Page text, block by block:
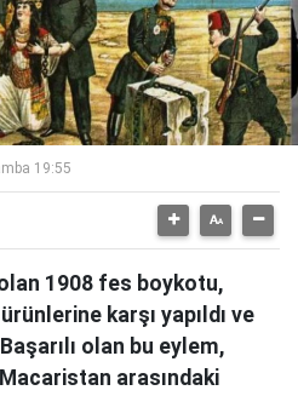
19:55
1908 fes boykotu,
karşı yapıldı ve
olan bu eylem,
arasındaki